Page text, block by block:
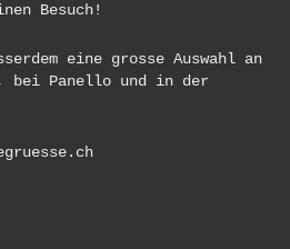
Besuch!
eine grosse Auswahl an
bei Panello und in der